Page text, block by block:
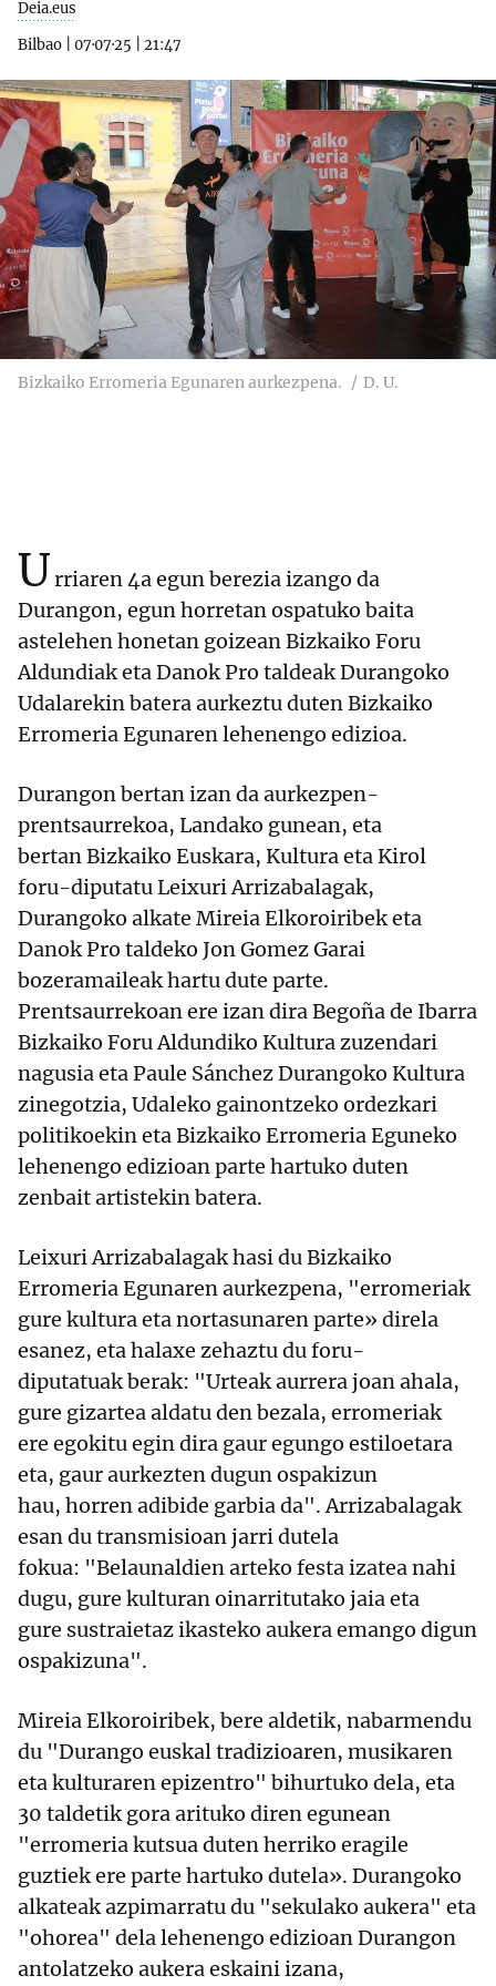
Deia.eus
Bilbao
07·07·25 21:47
Bizkaiko Erromeria Egunaren aurkezpena. D. U.
Urriaren 4a egun berezia izango da
Durangon, egun horretan ospatuko baita
astelehen honetan goizean Bizkaiko Foru
Aldundiak eta Danok Pro taldeak Durangoko
Udalarekin batera aurkeztu duten Bizkaiko
Erromeria Egunaren lehenengo edizioa.
Durangon bertan izan da aurkezpen-
prentsaurrekoa, Landako gunean, eta
bertan Bizkaiko Euskara, Kultura eta Kirol
foru-diputatu Leixuri Arrizabalagak,
Durangoko alkate Mireia Elkoroiribek eta
Danok Pro taldeko Jon Gomez Garai
bozeramaileak hartu dute parte.
Prentsaurrekoan ere izan dira Begoña de Ibarra
Bizkaiko Foru Aldundiko Kultura zuzendari
nagusia eta Paule Sánchez Durangoko Kultura
zinegotzia, Udaleko gainontzeko ordezkari
politikoekin eta Bizkaiko Erromeria Eguneko
lehenengo edizioan parte hartuko duten
zenbait artistekin batera.
Leixuri Arrizabalagak hasi du Bizkaiko
Erromeria Egunaren aurkezpena, "erromeriak
gure kultura eta nortasunaren parte» direla
esanez, eta halaxe zehaztu du foru-
diputatuak berak: "Urteak aurrera joan ahala,
gure gizartea aldatu den bezala, erromeriak
ere egokitu egin dira gaur egungo estiloetara
eta, gaur aurkezten dugun ospakizun
hau, horren adibide garbia da". Arrizabalagak
esan du transmisioan jarri dutela
fokua: "Belaunaldien arteko festa izatea nahi
dugu, gure kulturan oinarritutako jaia eta
gure sustraietaz ikasteko aukera emango digun
ospakizuna".
Mireia Elkoroiribek, bere aldetik, nabarmendu
du "Durango euskal tradizioaren, musikaren
eta kulturaren epizentro" bihurtuko dela, eta
30 taldetik gora arituko diren egunean
"erromeria kutsua duten herriko eragile
guztiek ere parte hartuko dutela». Durangoko
alkateak azpimarratu du "sekulako aukera" eta
"ohorea" dela lehenengo edizioan Durangon
antolatzeko aukera eskaini izana,